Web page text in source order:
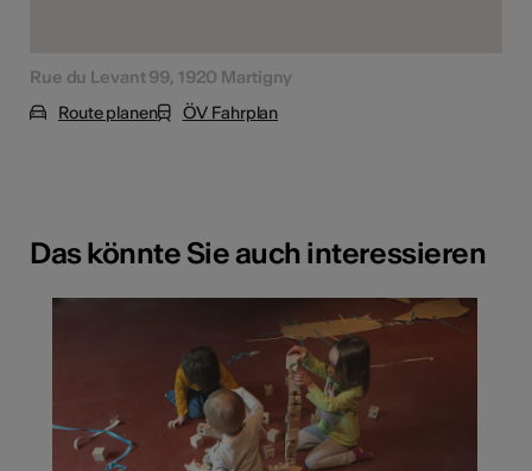
Rue du Levant 99, 1920 Martigny
Route planen
ÖV Fahrplan
Das könnte Sie auch interessieren